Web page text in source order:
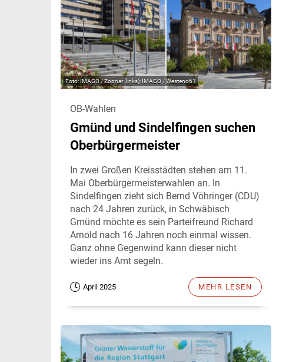
IMAGO / Zoonar (links); IMAGO / Westend61
OB-Wahlen
Gmünd und Sindelfingen suchen
Oberbürgermeister
In zwei Großen Kreisstädten stehen am 11.
Mai Oberbürgermeisterwahlen an. In
Sindelfingen zieht sich Bernd Vöhringer (CDU)
nach 24 Jahren zurück, in Schwäbisch
Gmünd möchte es sein Parteifreund Richard
Arnold nach 16 Jahren noch einmal wissen.
Ganz ohne Gegenwind kann dieser nicht
wieder ins Amt segeln.
April 2025 MEHR LESEN